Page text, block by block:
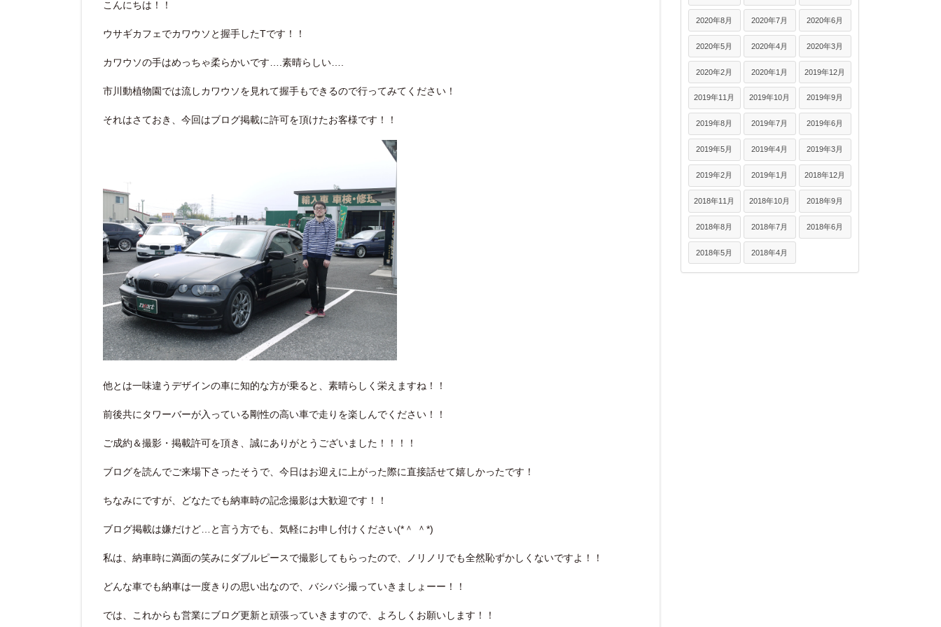
こんにちは！！
ウサギカフェでカワウソと握手したTです！！
カワウソの手はめっちゃ柔らかいです….素晴らしい….
市川動植物園では流しカワウソを見れて握手もできるので行ってみてください！
それはさておき、今回はブログ掲載に許可を頂けたお客様です！！
他とは一味違うデザインの車に知的な方が乗ると、素晴らしく栄えますね！！
前後共にタワーバーが入っている剛性の高い車で走りを楽しんでください！！
ご成約＆撮影・掲載許可を頂き、誠にありがとうございました！！！！
ブログを読んでご来場下さったそうで、今日はお迎えに上がった際に直接話せて嬉しかったです！
ちなみにですが、どなたでも納車時の記念撮影は大歓迎です！！
ブログ掲載は嫌だけど…と言う方でも、気軽にお申し付けください(*＾ ＾*)
私は、納車時に満面の笑みにダブルピースで撮影してもらったので、ノリノリでも全然恥ずかしくないですよ！！
どんな車でも納車は一度きりの思い出なので、バシバシ撮っていきましょーー！！
では、これからも営業にブログ更新と頑張っていきますので、よろしくお願いします！！
2020年8月 2020年7月 2020年6月
2020年5月 2020年4月 2020年3月
2020年2月 2020年1月 2019年12月
2019年11月 2019年10月 2019年9月
2019年8月 2019年7月 2019年6月
2019年5月 2019年4月 2019年3月
2019年2月 2019年1月 2018年12月
2018年11月 2018年10月 2018年9月
2018年8月 2018年7月 2018年6月
2018年5月 2018年4月